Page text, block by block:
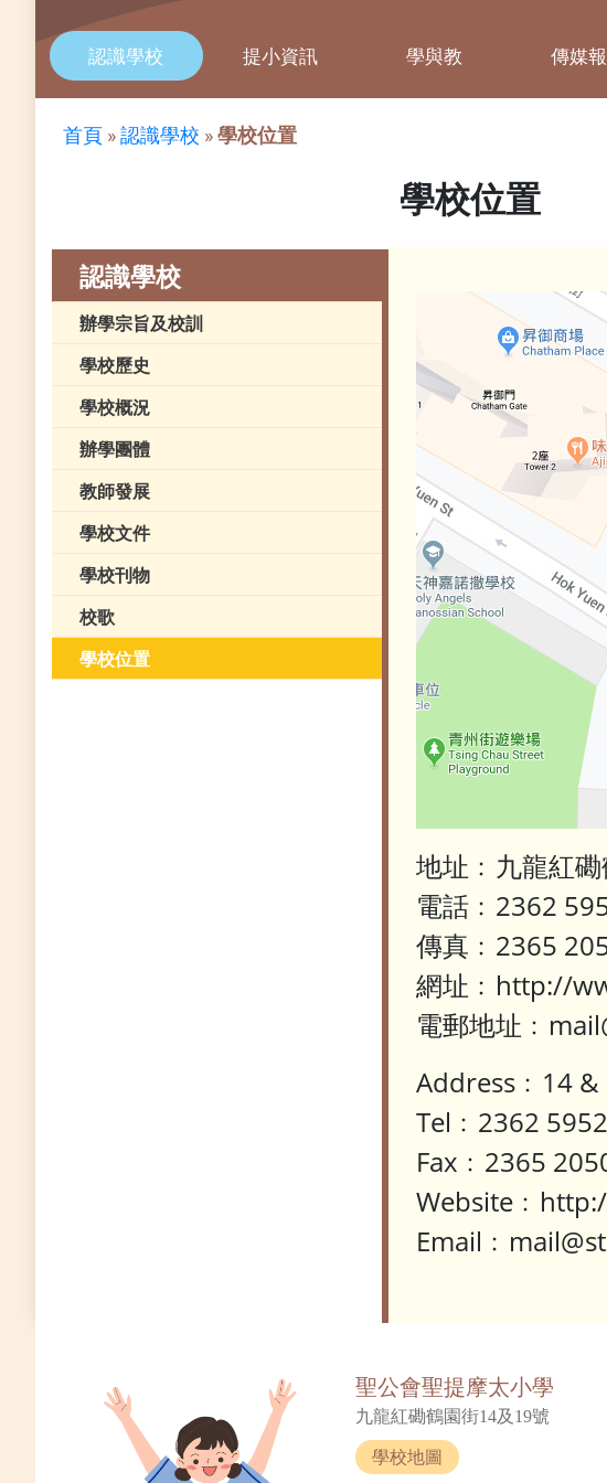
認識學校 提小資訊 學與教 傳媒
首頁 »認識學校 »學校位置
認識學校
辦學宗旨及校訓
學校歷史
學校概況
辦學團體
教師發展
學校文件
學校刊物
校歌
學校位置
學校位置
地址﹕九龍紅
電話﹕2362
傳真﹕2365
網址﹕http://
電郵地址
Address﹕14
Tel﹕2362
Fax﹕2365
聖公會聖提摩太小學
九龍紅磡鶴園街14及19號
學校地圖